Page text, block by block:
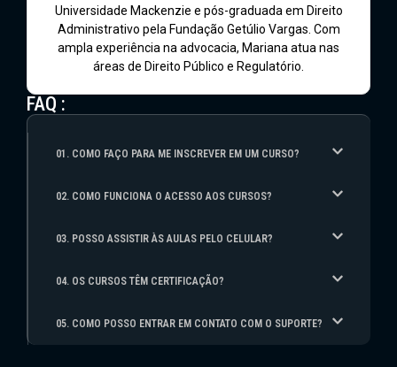
Universidade Mackenzie e pós-graduada em Direito
Administrativo pela Fundação Getúlio Vargas. Com
ampla experiência na advocacia, Mariana atua nas
áreas de Direito Público e Regulatório.
FAQ :
01. COMO FAÇO PARA ME INSCREVER EM UM CURSO?
02. COMO FUNCIONA O ACESSO AOS CURSOS?
03. POSSO ASSISTIR ÀS AULAS PELO CELULAR?
04. OS CURSOS TÊM CERTIFICAÇÃO?
05. COMO POSSO ENTRAR EM CONTATO COM O SUPORTE?